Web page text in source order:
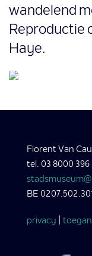
wandelend
Reproductie
Haye.
Florent Van
tel. 03 8000 396
BE
privacy